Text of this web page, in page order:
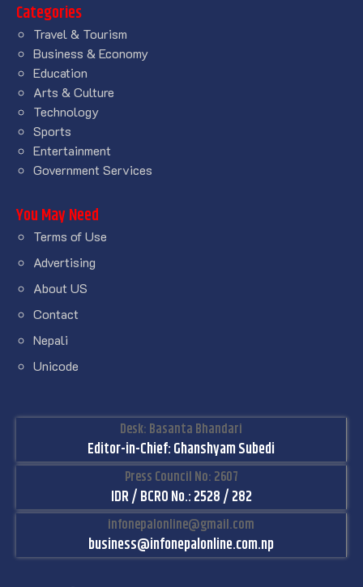
Categories
Travel & Tourism
Business & Economy
Education
Arts & Culture
Technology
Sports
Entertainment
Government Services
You May Need
Terms of Use
Advertising
About US
Contact
Nepali
Unicode
Desk: Basanta Bhandari
Editor-in-Chief: Ghanshyam Subedi
Press Council No: 2607
IDR / BCRO No.: 2528 / 282
infonepalonline@gmail.com
business@infonepalonline.com.np